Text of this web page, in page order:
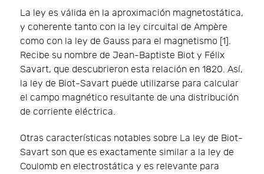
La ley es válida en la aproximación magnetostática,
y coherente tanto con la ley circuital de Ampère
como con la ley de Gauss para el magnetismo [1].
Recibe su nombre de Jean-Baptiste Biot y Félix
Savart, que descubrieron esta relación en 1820. Así,
la ley de Biot-Savart puede utilizarse para calcular
el campo magnético resultante de una distribución
de corriente eléctrica.
Otras características notables sobre La ley de Biot-
Savart son que es exactamente similar a la ley de
Coulomb en electrostática y es relevante para